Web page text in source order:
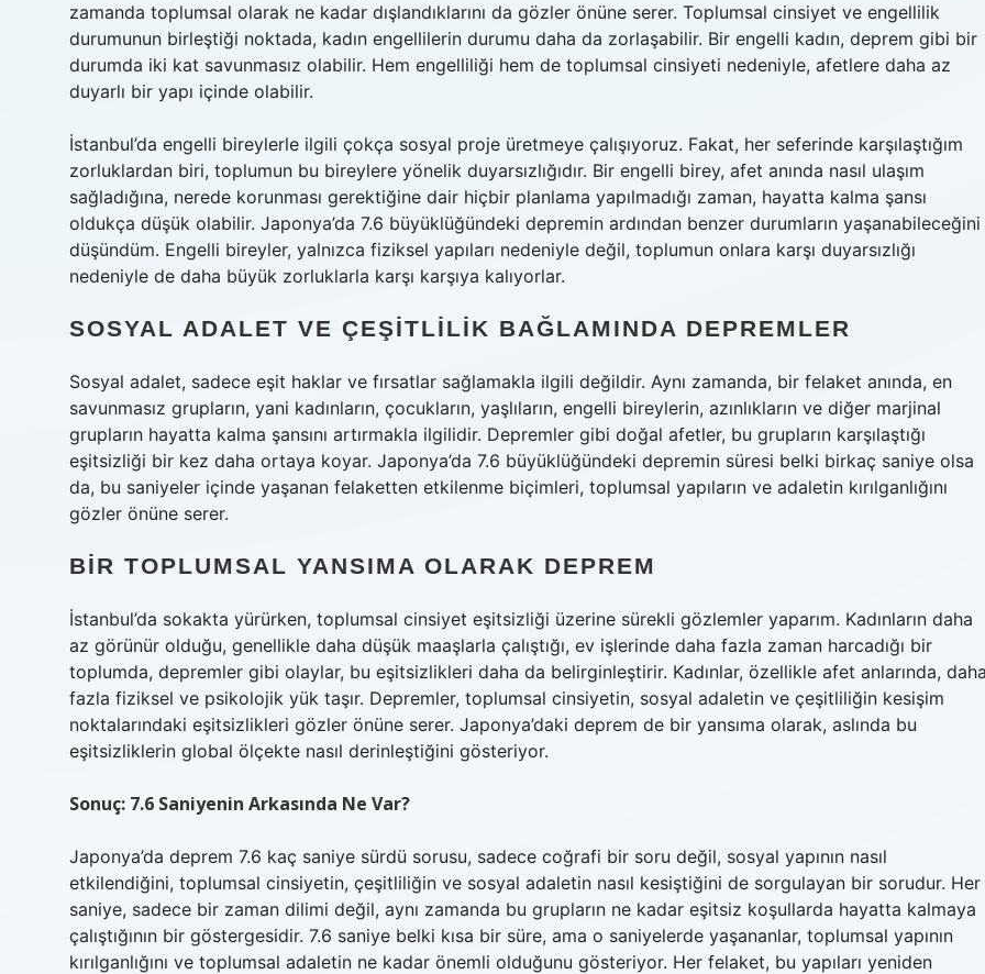
zamanda toplumsal olarak ne kadar dışlandıklarını da gözler önüne serer. Toplumsal cinsiyet ve engellilik
durumunun birleştiği noktada, kadın engellilerin durumu daha da zorlaşabilir. Bir engelli kadın, deprem gibi bir
durumda iki kat savunmasız olabilir. Hem engelliliği hem de toplumsal cinsiyeti nedeniyle, afetlere daha az
duyarlı bir yapı içinde olabilir.
İstanbul’da engelli bireylerle ilgili çokça sosyal proje üretmeye çalışıyoruz. Fakat, her seferinde karşılaştığım
zorluklardan biri, toplumun bu bireylere yönelik duyarsızlığıdır. Bir engelli birey, afet anında nasıl ulaşım
sağladığına, nerede korunması gerektiğine dair hiçbir planlama yapılmadığı zaman, hayatta kalma şansı
oldukça düşük olabilir. Japonya’da 7.6 büyüklüğündeki depremin ardından benzer durumların yaşanabileceğini
düşündüm. Engelli bireyler, yalnızca fiziksel yapıları nedeniyle değil, toplumun onlara karşı duyarsızlığı
nedeniyle de daha büyük zorluklarla karşı karşıya kalıyorlar.
SOSYAL ADALET VE ÇEŞITLILIK BAĞLAMINDA DEPREMLER
Sosyal adalet, sadece eşit haklar ve fırsatlar sağlamakla ilgili değildir. Aynı zamanda, bir felaket anında, en
savunmasız grupların, yani kadınların, çocukların, yaşlıların, engelli bireylerin, azınlıkların ve diğer marjinal
grupların hayatta kalma şansını artırmakla ilgilidir. Depremler gibi doğal afetler, bu grupların karşılaştığı
eşitsizliği bir kez daha ortaya koyar. Japonya’da 7.6 büyüklüğündeki depremin süresi belki birkaç saniye olsa
da, bu saniyeler içinde yaşanan felaketten etkilenme biçimleri, toplumsal yapıların ve adaletin kırılganlığını
gözler önüne serer.
BIR TOPLUMSAL YANSIMA OLARAK DEPREM
İstanbul’da sokakta yürürken, toplumsal cinsiyet eşitsizliği üzerine sürekli gözlemler yaparım. Kadınların daha
az görünür olduğu, genellikle daha düşük maaşlarla çalıştığı, ev işlerinde daha fazla zaman harcadığı bir
toplumda, depremler gibi olaylar, bu eşitsizlikleri daha da belirginleştirir. Kadınlar, özellikle afet anlarında,
fazla fiziksel ve psikolojik yük taşır. Depremler, toplumsal cinsiyetin, sosyal adaletin ve çeşitliliğin kesişim
noktalarındaki eşitsizlikleri gözler önüne serer. Japonya’daki deprem de bir yansıma olarak, aslında bu
eşitsizliklerin global ölçekte nasıl derinleştiğini gösteriyor.
Sonuç: 7.6 Saniyenin Arkasında Ne Var?
Japonya’da deprem 7.6 kaç saniye sürdü sorusu, sadece coğrafi bir soru değil, sosyal yapının nasıl
etkilendiğini, toplumsal cinsiyetin, çeşitliliğin ve sosyal adaletin nasıl kesiştiğini de sorgulayan bir sorudur. Her
saniye, sadece bir zaman dilimi değil, aynı zamanda bu grupların ne kadar eşitsiz koşullarda hayatta kalmaya
çalıştığının bir göstergesidir. 7.6 saniye belki kısa bir süre, ama o saniyelerde yaşananlar, toplumsal yapının
kırılganlığını ve toplumsal adaletin ne kadar önemli olduğunu gösteriyor. Her felaket, bu yapıları yeniden